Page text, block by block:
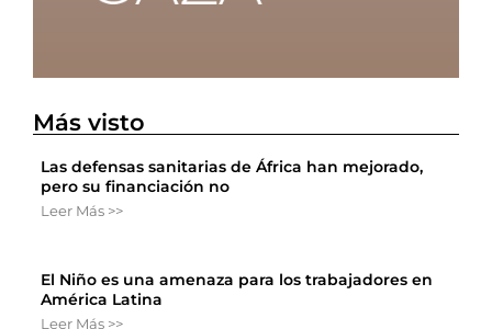
Más visto
Las defensas sanitarias de África han mejorado,
pero su financiación no
Leer Más >>
El Niño es una amenaza para los trabajadores en
América Latina
Leer Más >>